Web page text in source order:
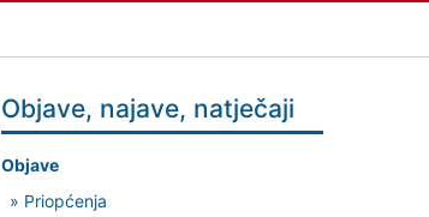
Objave, najave, natječaji
Objave
» Priopćenja